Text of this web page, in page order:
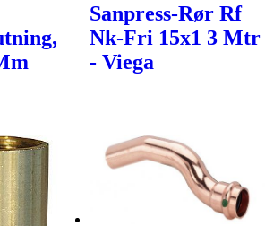
Sanpress-Rør Rf
Nk-Fri 15x1 3 Mtr
- Viega